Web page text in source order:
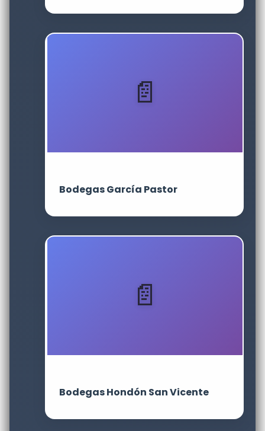
Bodegas García Pastor
Bodegas Hondón San Vicente